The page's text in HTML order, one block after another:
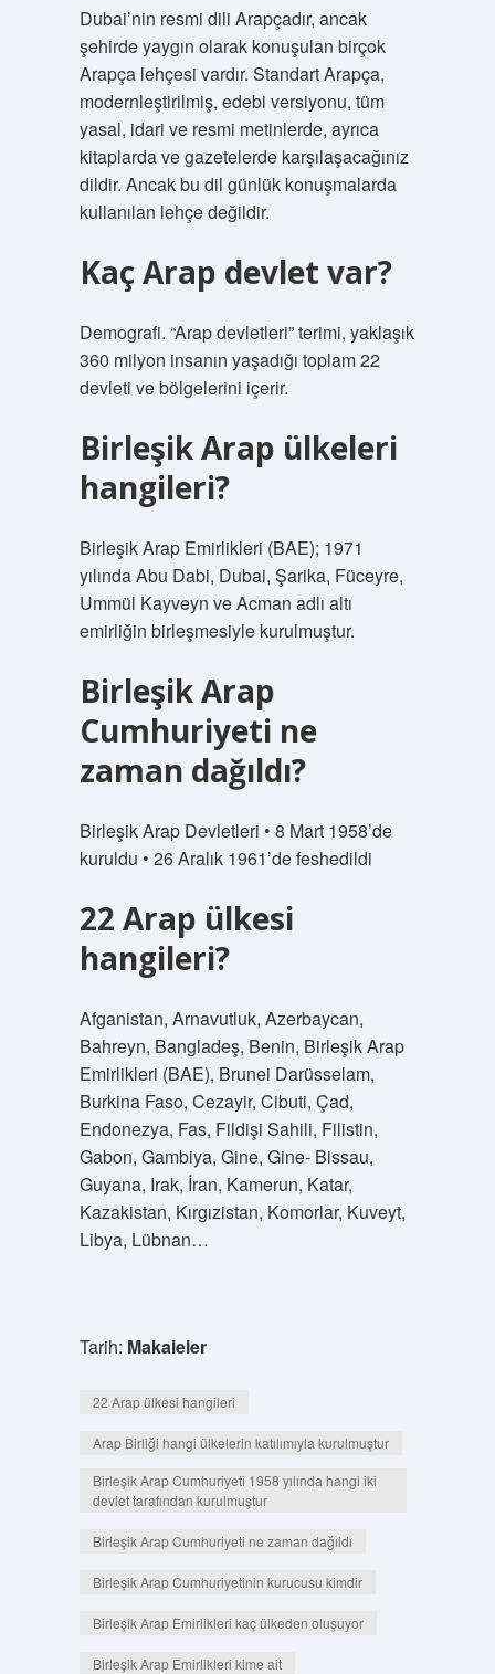
Dubai’nin resmi dili Arapçadır, ancak
şehirde yaygın olarak konuşulan birçok
Arapça lehçesi vardır. Standart Arapça,
modernleştirilmiş, edebi versiyonu, tüm
yasal, idari ve resmi metinlerde, ayrıca
kitaplarda ve gazetelerde karşılaşacağınız
dildir. Ancak bu dil günlük konuşmalarda
kullanılan lehçe değildir.
Kaç Arap devlet var?
Demografi. “Arap devletleri” terimi, yaklaşık
360 milyon insanın yaşadığı toplam 22
devleti ve bölgelerini içerir.
Birleşik Arap ülkeleri
hangileri?
Birleşik Arap Emirlikleri (BAE); 1971
yılında Abu Dabi, Dubai, Şarika, Füceyre,
Ummül Kayveyn ve Acman adlı altı
emirliğin birleşmesiyle kurulmuştur.
Birleşik Arap
Cumhuriyeti ne
zaman dağıldı?
Birleşik Arap Devletleri • 8 Mart 1958’de
kuruldu • 26 Aralık 1961’de feshedildi
22 Arap ülkesi
hangileri?
Afganistan, Arnavutluk, Azerbaycan,
Bahreyn, Bangladeş, Benin, Birleşik Arap
Emirlikleri (BAE), Brunei Darüsselam,
Burkina Faso, Cezayir, Cibuti, Çad,
Endonezya, Fas, Fildişi Sahili, Filistin,
Gabon, Gambiya, Gine, Gine- Bissau,
Guyana, Irak, İran, Kamerun, Katar,
Kazakistan, Kırgızistan, Komorlar, Kuveyt,
Libya, Lübnan…
Tarih: Makaleler
22 Arap ülkesi hangileri
Arap Birliği hangi ülkelerin katılımıyla kurulmuştur
Birleşik Arap Cumhuriyeti 1958 yılında hangi iki
devlet tarafından kurulmuştur
Birleşik Arap Cumhuriyeti ne zaman dağıldı
Birleşik Arap Cumhuriyetinin kurucusu kimdir
Birleşik Arap Emirlikleri kaç ülkeden oluşuyor
Birleşik Arap Emirlikleri kime ait